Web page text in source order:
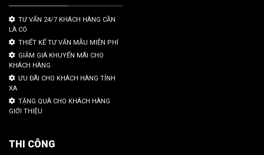
TƯ VẤN 24/7 KHÁCH HÀNG CẦN
LÀ CÓ
THIẾT KẾ TƯ VẤN MẪU MIỄN PHÍ
GIẢM GIÁ KHUYẾN MÃI CHO
KHÁCH HÀNG
ƯU ĐÃI CHO KHÁCH HÀNG TỈNH
XA
TẶNG QUÀ CHO KHÁCH HÀNG
GIỚI THIỆU
THI CÔNG